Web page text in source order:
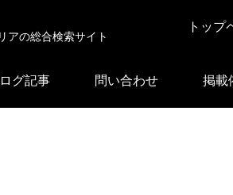
アの総合検索サイト
トップ
グ記事 問い合わせ 掲載